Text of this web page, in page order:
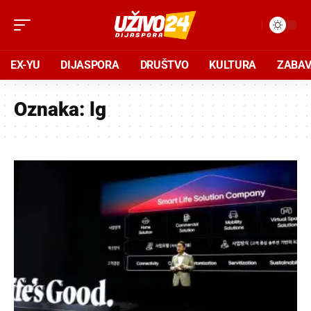
EX-YU DIJASPORA DRUŠTVO KULTURA
Oznaka:lg